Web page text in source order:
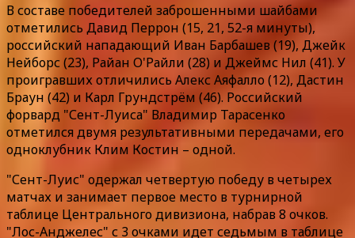
В составе победителей заброшенными шайбами
отметились Давид Перрон (15, 21, 52-я минуты),
российский нападающий Иван Барбашев (19), Джейк
Нейборс (23), Райан О'Райли (28) и Джеймс Нил (41). У
проигравших отличились Алекс Аяфалло (12), Дастин
Браун (42) и Карл Грундстрём (46). Российский
форвард "Сент-Луиса" Владимир Тарасенко
отметился двумя результативными передачами, его
одноклубник Клим Костин – одной.
"Сент-Луис" одержал четвертую победу в четырех
матчах и занимает первое место в турнирной
таблице Центрального дивизиона, набрав 8 очков.
"Лос-Анджелес" с 3 очками идет седьмым в таблице